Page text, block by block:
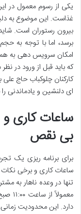
یکی از رسوم معمول در
غذاست. این موضوع به
بیرون رستوران است.
برسد، اما با توجه به
امکان سرویس دهی به
که باید قبل از ورود در
کارکنان چلوکباب حاج علی
ای دلنشین و یادماندنی را
ساعات کاری
بی نقص
برای برنامه ریزی یک
ساعات کاری و برخی
تنها در وعده ناهار به
دارد. این محدودیت